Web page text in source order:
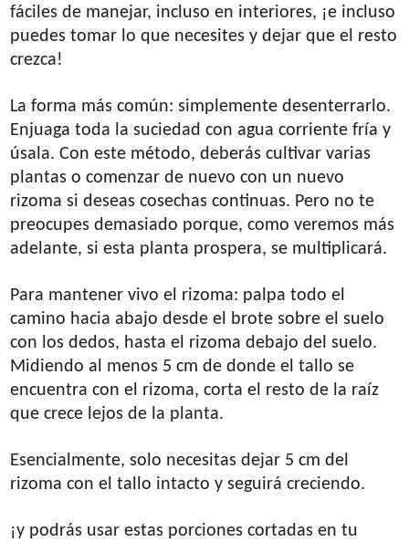
fáciles de manejar, incluso en interiores, ¡e incluso
puedes tomar lo que necesites y dejar que el resto
crezca!
La forma más común: simplemente desenterrarlo.
Enjuaga toda la suciedad con agua corriente fría y
úsala. Con este método, deberás cultivar varias
plantas o comenzar de nuevo con un nuevo
rizoma si deseas cosechas continuas. Pero no te
preocupes demasiado porque, como veremos más
adelante, si esta planta prospera, se multiplicará.
Para mantener vivo el rizoma: palpa todo el
camino hacia abajo desde el brote sobre el suelo
con los dedos, hasta el rizoma debajo del suelo.
Midiendo al menos 5 cm de donde el tallo se
encuentra con el rizoma, corta el resto de la raíz
que crece lejos de la planta.
Esencialmente, solo necesitas dejar 5 cm del
rizoma con el tallo intacto y seguirá creciendo.
¡y podrás usar estas porciones cortadas en tu